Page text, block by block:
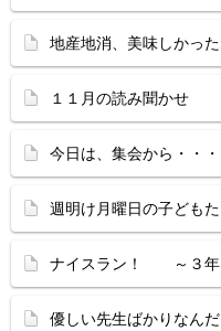
地産地消、美味しか
１１月の読み聞かせ
今日は、集会から・・・
週明け月曜日の子ども
ナイスラン！ ～３年
優しい先生ばかりな